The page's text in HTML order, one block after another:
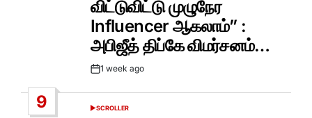
விட்டுவிட்டு முழுநேர
Influencer ஆகலாம்” :
அபிஜீத் திப்கே விமர்சனம்…
Post1 week ago
9
POSTED
SCROLLER